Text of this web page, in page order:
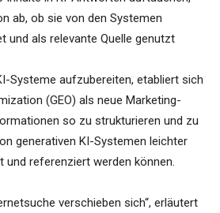
ab, ob sie von den Systemen
und als relevante Quelle genutzt
Systeme aufzubereiten, etabliert sich
(GEO) als neue Marketing-
so zu strukturieren und zu
generativen KI-Systemen leichter
und referenziert werden können.
verschieben sich“, erläutert